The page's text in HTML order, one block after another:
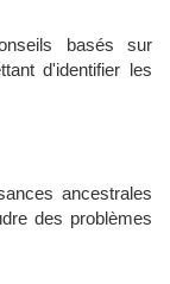
basés sur
d'identifier les
ancestrales
des problèmes